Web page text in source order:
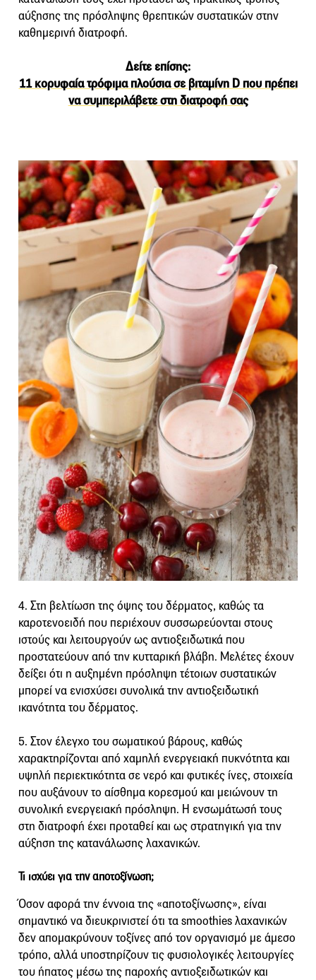
αύξησης της πρόσληψης θρεπτικών συστατικών στην
καθημερινή διατροφή.
Δείτε επίσης:
11 κορυφαία τρόφιμα πλούσια σε βιταμίνη D που πρέπει
να συμπεριλάβετε στη διατροφή σας
4. Στη βελτίωση της όψης του δέρματος, καθώς τα
καροτενοειδή που περιέχουν συσσωρεύονται στους
ιστούς και λειτουργούν ως αντιοξειδωτικά που
προστατεύουν από την κυτταρική βλάβη. Μελέτες έχουν
δείξει ότι η αυξημένη πρόσληψη τέτοιων συστατικών
μπορεί να ενισχύσει συνολικά την αντιοξειδωτική
ικανότητα του δέρματος.
5. Στον έλεγχο του σωματικού βάρους, καθώς
χαρακτηρίζονται από χαμηλή ενεργειακή πυκνότητα και
υψηλή περιεκτικότητα σε νερό και φυτικές ίνες, στοιχεία
που αυξάνουν το αίσθημα κορεσμού και μειώνουν τη
συνολική ενεργειακή πρόσληψη. Η ενσωμάτωσή τους
στη διατροφή έχει προταθεί και ως στρατηγική για την
αύξηση της κατανάλωσης λαχανικών.
Τι ισχύει για την αποτοξίνωση;
Όσον αφορά την έννοια της «αποτοξίνωσης», είναι
σημαντικό να διευκρινιστεί ότι τα smoothies λαχανικών
δεν απομακρύνουν τοξίνες από τον οργανισμό με άμεσο
τρόπο, αλλά υποστηρίζουν τις φυσιολογικές λειτουργίες
του ήπατος μέσω της παροχής αντιοξειδωτικών και